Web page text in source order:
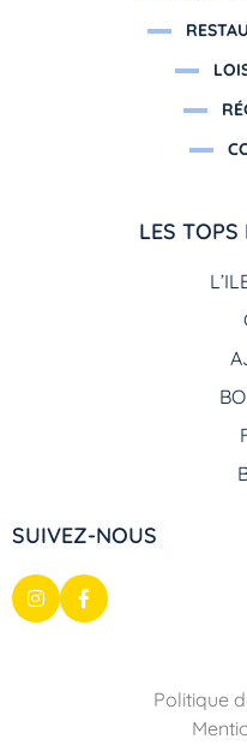
LES
SUIVEZ-NOUS
Politique